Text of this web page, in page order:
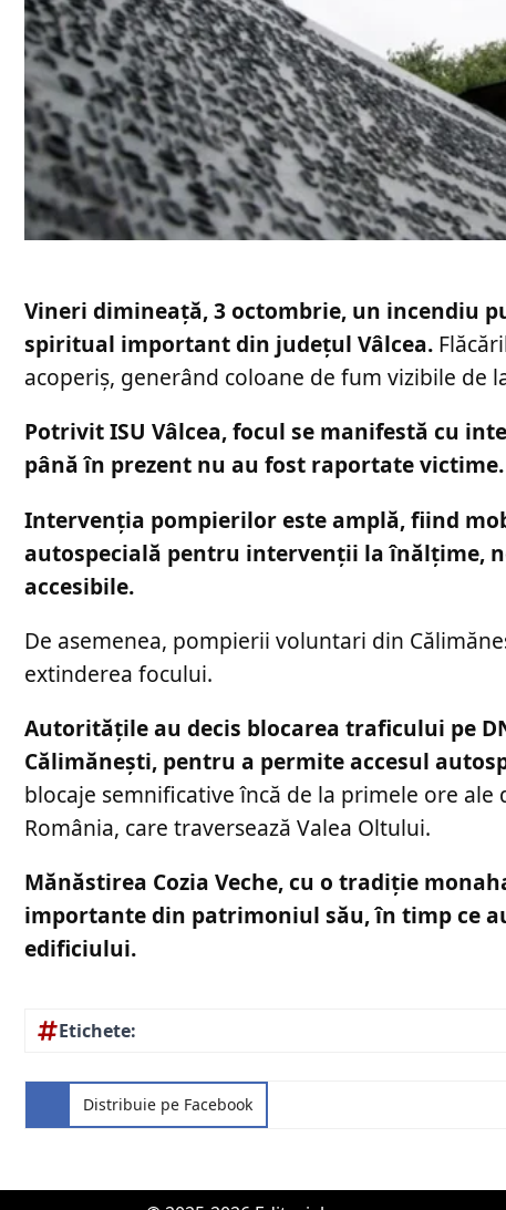
Vineri dimineață, 3 octombrie, un incendiu
spiritual important din județul Vâlcea.
acoperiș, generând coloane de fum vizibile de
Potrivit ISU Vâlcea, focul se manifestă cu
până în prezent nu au fost raportate victime.
Intervenția pompierilor este amplă, fiind
autospecială pentru intervenții la înălțime,
accesibile.
De asemenea, pompierii voluntari din
extinderea focului.
Autoritățile au decis blocarea traficului pe
Călimănești, pentru a permite accesul
blocaje semnificative încă de la primele ore
România, care traversează Valea Oltului.
Mănăstirea Cozia Veche, cu o tradiție
importante din patrimoniul său, în timp ce
edificiului.
Etichete:
Distribuie pe Facebook